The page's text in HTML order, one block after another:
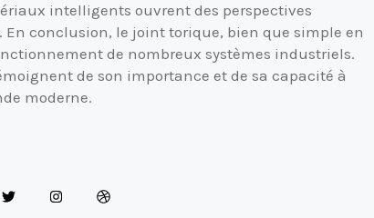
intelligents ouvrent des perspectives
conclusion, le joint torique, bien que simple en
de nombreux systèmes industriels.
de son importance et de sa capacité à
moderne.